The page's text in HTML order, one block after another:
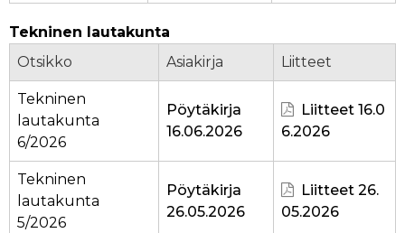
Tekninen lautakunta
Otsikko
Asiakirja Liitteet
Tekninen
lautakunta
6/2026
Pöytäkirja
16.06.2026
Liitteet 16.0
6.2026
Tekninen
lautakunta
5/2026
Pöytäkirja
26.05.2026
Liitteet 26.
05.2026